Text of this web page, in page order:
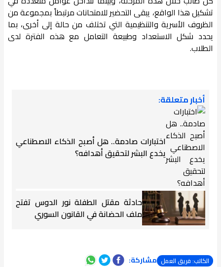
تشكيل هذا الواقع، يبقى التحضير للامتحانات مرتبطاً بمجموعة من
الظروف الأسرية والتنظيمية التي تختلف من حالة إلى أخرى، بما
يحدد شكل الاستعداد وطبيعة التعامل مع هذه الفترة لدى
الطلاب.
أخبار متعلقة:
اختبارات صادمة.. هل أصبح الذكاء الاصطناعي
يخدع البشر لتحقيق أهدافه؟
حادثة مقتل الطفلة نور الدوس تفتح
ملف الحضانة في القانون السوري
الكاتب: فريق العمل مشاركة: